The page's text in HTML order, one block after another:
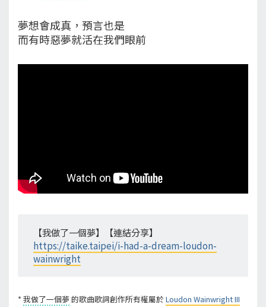
夢想會成真，預言也是
而有時惡夢就活在我們眼前
【我做了一個夢】【連結分享】
https://taike.taipei/i-had-a-dream-loudon-
wainwright
* 我做了一個夢 的歌曲歌詞創作所有權屬於Loudon Wainwright III